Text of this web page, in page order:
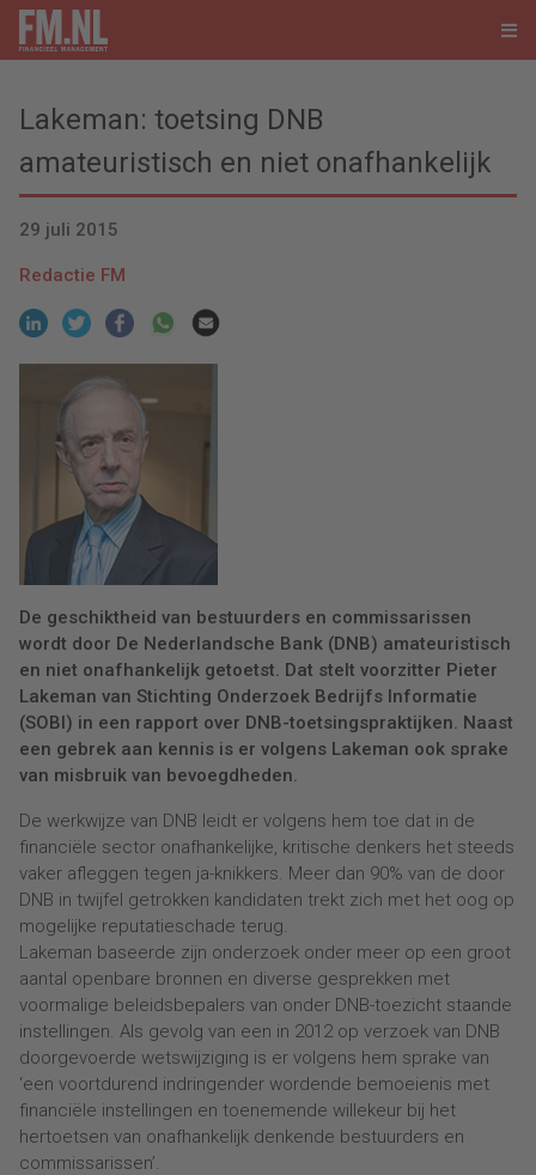
Lakeman: toetsing DNB
amateuristisch en niet onafhankelijk
29 juli 2015
Redactie FM
De geschiktheid van bestuurders en commissarissen
wordt door De Nederlandsche Bank (DNB) amateuristisch
en niet onafhankelijk getoetst. Dat stelt voorzitter Pieter
Lakeman van Stichting Onderzoek Bedrijfs Informatie
(SOBI) in een rapport over DNB-toetsingspraktijken. Naast
een gebrek aan kennis is er volgens Lakeman ook sprake
van misbruik van bevoegdheden.
De werkwijze van DNB leidt er volgens hem toe dat in de
financiële sector onafhankelijke, kritische denkers het steeds
vaker afleggen tegen ja-knikkers. Meer dan 90% van de door
DNB in twijfel getrokken kandidaten trekt zich met het oog op
mogelijke reputatieschade terug.
Lakeman baseerde zijn onderzoek onder meer op een groot
aantal openbare bronnen en diverse gesprekken met
voormalige beleidsbepalers van onder DNB-toezicht staande
instellingen. Als gevolg van een in 2012 op verzoek van DNB
doorgevoerde wetswijziging is er volgens hem sprake van
‘een voortdurend indringender wordende bemoeienis met
financiële instellingen en toenemende willekeur bij het
hertoetsen van onafhankelijk denkende bestuurders en
commissarissen’.